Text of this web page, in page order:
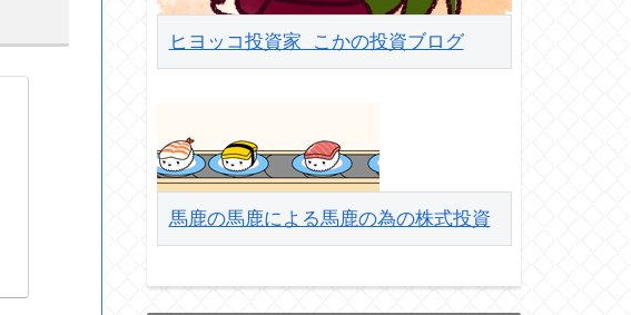
ヒヨッコ投資家 こかの投資ブログ
馬鹿の馬鹿による馬鹿の為の株式投資